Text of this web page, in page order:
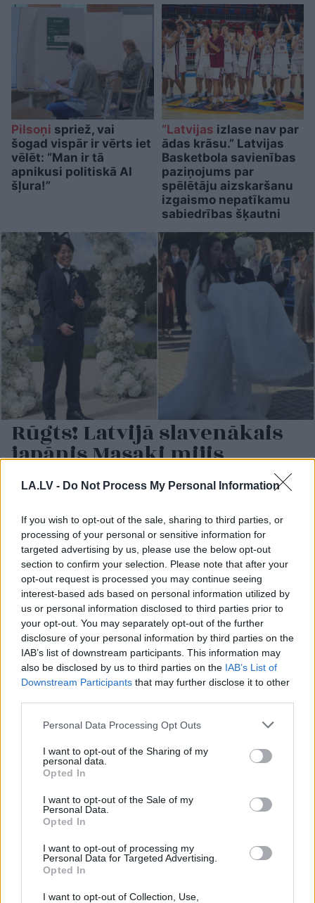
LA.LV - Do Not Process My Personal Information
If you wish to opt-out of the sale, sharing to third parties, or
processing of your personal or sensitive information for
targeted advertising by us, please use the below opt-out
section to confirm your selection. Please note that after your
opt-out request is processed you may continue seeing
interest-based ads based on personal information utilized by
us or personal information disclosed to third parties prior to
your opt-out. You may separately opt-out of the further
disclosure of your personal information by third parties on the
IAB’s list of downstream participants. This information may
also be disclosed by us to third parties on the IAB’s List of
Downstream Participants that may further disclose it to other
Please note that this website/app uses one or more Google
not limited to your visit or usage behaviour. You may click to
grant or deny consent to Google and its third-party tags to
use your data for below specified purposes in below Google
consent section.
Personal Data Processing Opt Outs
I want to opt-out of the Sharing of my
personal data.
Opted In
I want to opt-out of the Sale of my
Personal Data.
Opted In
I want to opt-out of processing my
Personal Data for Targeted Advertising.
Opted In
I want to opt-out of Collection, Use,
Pilsoņi spriež, vai
šogad vispār ir vērts iet
vēlēt: “Man ir tā
apnikusi politiskā AI
šļura!”
“Latvijas izlase nav par
ādas krāsu.” Latvijas
Basketbola savienības
paziņojums par
spēlētāju aizskaršanu
izgaismo nepatīkamu
sabiedrības šķautni
Rūgts! Latvijā slavenākais
japānis Masaki mijis
gredzenus ar mīļoto –
kāzās izskanēja arī īpaši
skaista latviešu dziesma
Zelenskis gatavs
“sarežģītām sarunām”
ar Putinu; Slaidiņš
izšķirt
Šokļūdu var pieļaut
daudzi! Pēc “Maxima”
apmeklējuma klients
autovadītājus
neuzkāpt uz tā paša
grābekļa